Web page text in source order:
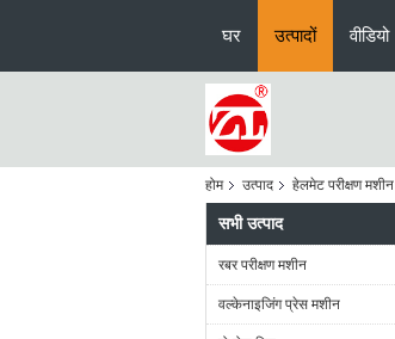
घर उत्पादों वीडियो
होम उत्पाद हेलमेट परीक्षण मशीन
सभी उत्पाद
रबर परीक्षण मशीन
वल्केनाइजिंग प्रेस मशीन